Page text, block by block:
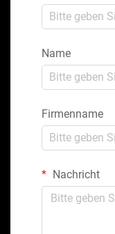
Name
Firmenname
Nachricht